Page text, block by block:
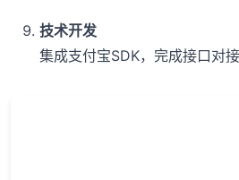
技术开发
集成支付宝SDK，完成接口对接